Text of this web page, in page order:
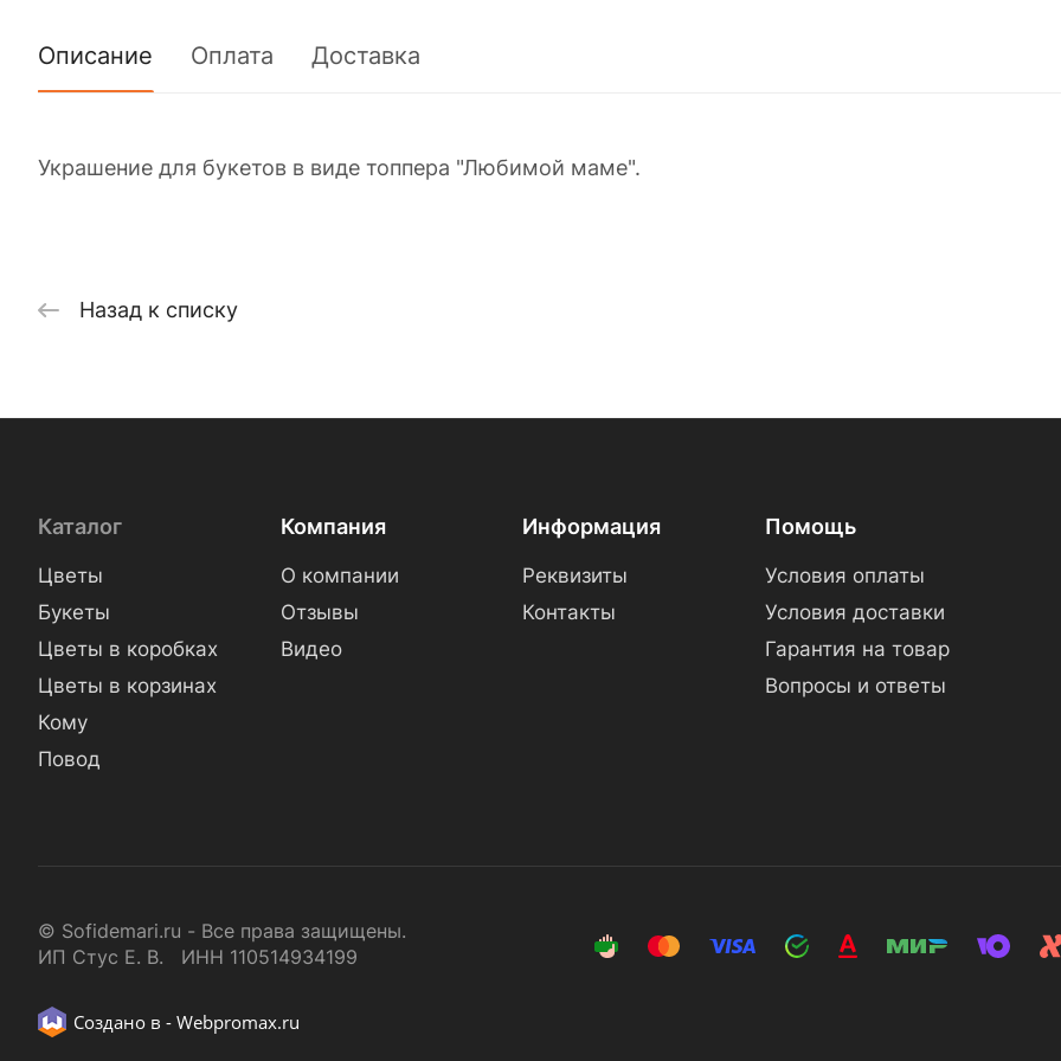
Описание Оплата Доставка
Украшение для букетов в виде топпера "Любимой маме".
Назад к списку
Каталог
Цветы
Букеты
Цветы в коробках
Цветы в корзинах
Кому
Повод
Компания
О компании
Отзывы
Видео
Информация
Реквизиты
Контакты
Помощь
Условия оплаты
Условия доставки
Гарантия на товар
Вопросы и ответы
© Sofidemari.ru - Все права защищены.
ИП Стус Е. В. ИНН 110514934199
Создано в - Webpromax.ru